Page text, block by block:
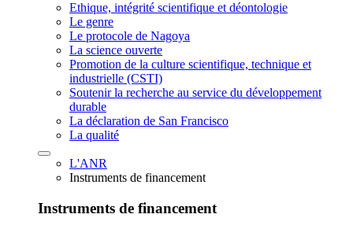
Ethique, intégrité scientifique et déontologie
Le genre
Le protocole de Nagoya
La science ouverte
Promotion de la culture scientifique, technique et
industrielle (CSTI)
Soutenir la recherche au service du développement
durable
La déclaration de San Francisco
La qualité
L'ANR
Instruments de financement
Instruments de financement